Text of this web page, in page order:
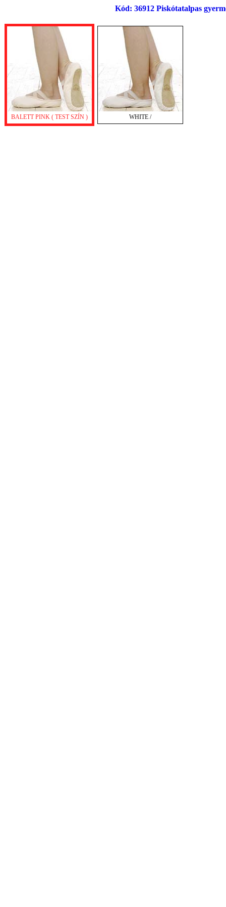
Kód: 36912 Piskótatalpas
BALETT PINK ( TEST SZÍN ) WHITE /